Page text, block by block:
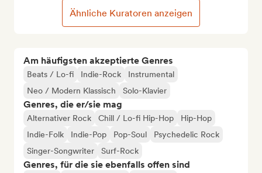
Am häufigsten akzeptierte Genres
Beats / Lo-fi Indie-Rock
Instrumental
Neo / Modern Klassisch
Solo-Klavier
Genres, die er/sie mag
Alternativer Rock Chill / Lo-fi Hip-Hop
Hip-Hop
Indie-Folk
Indie-Pop Pop-Soul
Psychedelic Rock
Singer-Songwriter
Surf-Rock
Genres, für die sie ebenfalls offen sind
Ähnliche Kuratoren anzeigen